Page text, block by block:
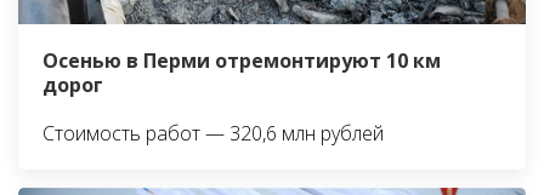
Осенью в Перми отремонтируют 10 км
дорог
Стоимость работ — 320,6 млн рублей